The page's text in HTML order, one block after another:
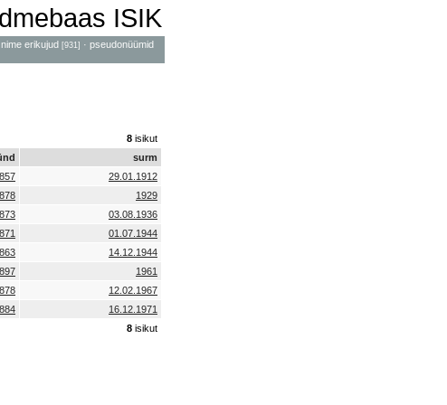
ISIK
nime erikujud [931] · pseudonüümid
8 isikut
surm
29.01.1912
1929
03.08.1936
01.07.1944
14.12.1944
1961
12.02.1967
16.12.1971
8 isikut